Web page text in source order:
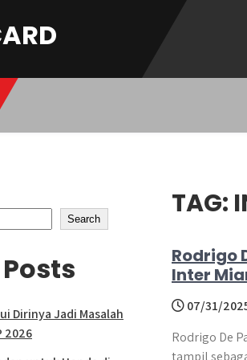
TAG:
Rodrigo
Inter
07/31/
Rodrigo De
tampil
Search
Dirinya Jadi Masalah
2026